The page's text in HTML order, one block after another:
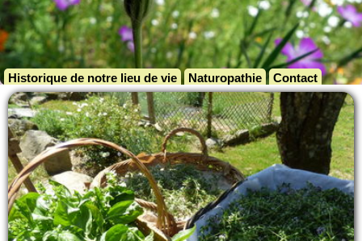
Historique de notre lieu de vie Naturopathie Contact